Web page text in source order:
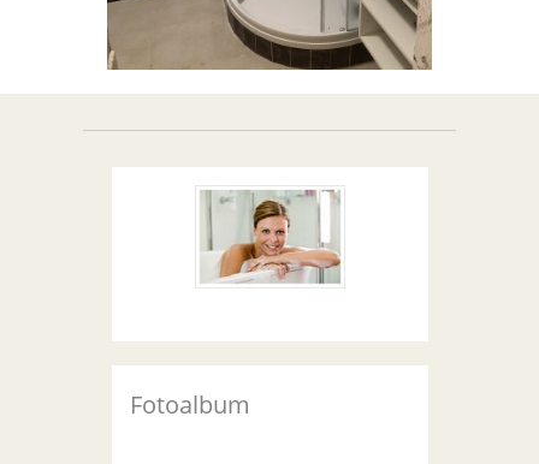
Fotoalbum